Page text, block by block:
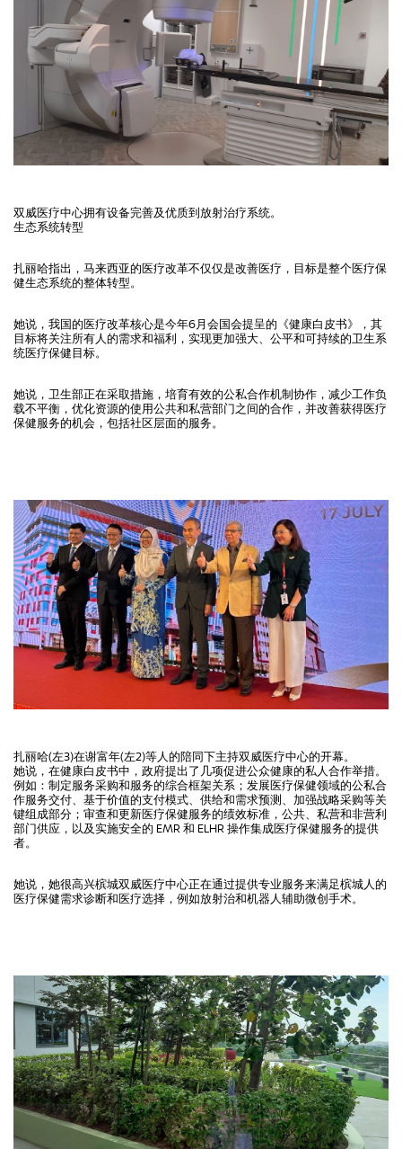
双威医疗中心拥有设备完善及优质到放射治疗系统。
生态系统转型
扎丽哈指出，马来西亚的医疗改革不仅仅是改善医疗，目标是整个医疗保
健生态系统的整体转型。
她说，我国的医疗改革核心是今年6月会国会提呈的《健康白皮书》，其
目标将关注所有人的需求和福利，实现更加强大、公平和可持续的卫生系
统医疗保健目标。
她说，卫生部正在采取措施，培育有效的公私合作机制协作，减少工作负
载不平衡，优化资源的使用公共和私营部门之间的合作，并改善获得医疗
保健服务的机会，包括社区层面的服务。
扎丽哈(左3)在谢富年(左2)等人的陪同下主持双威医疗中心的开幕。
她说，在健康白皮书中，政府提出了几项促进公众健康的私人合作举措。
例如：制定服务采购和服务的综合框架关系；发展医疗保健领域的公私合
作服务交付、基于价值的支付模式、供给和需求预测、加强战略采购等关
键组成部分；审查和更新医疗保健服务的绩效标准，公共、私营和非营利
部门供应，以及实施安全的 EMR 和 ELHR 操作集成医疗保健服务的提供
者。
她说，她很高兴槟城双威医疗中心正在通过提供专业服务来满足槟城人的
医疗保健需求诊断和医疗选择，例如放射治和机器人辅助微创手术。